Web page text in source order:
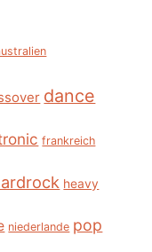
dance
frankreich
heavy
niederlande pop